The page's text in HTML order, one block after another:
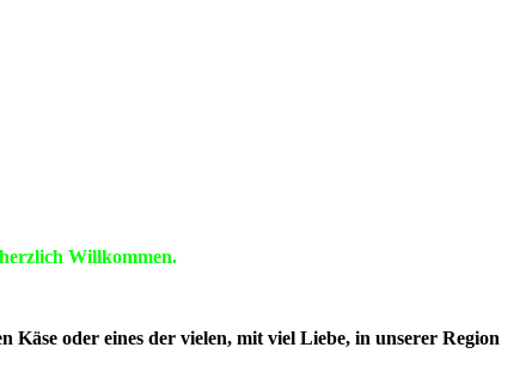
Willkommen.
oder eines der vielen, mit viel Liebe, in unserer Region